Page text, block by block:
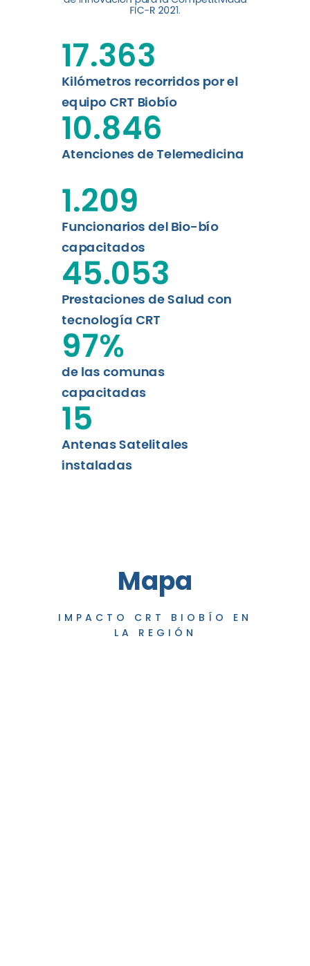
digital a los habitantes...
Leer más
FIC-R 2021.
Kilómetros recorridos por el
equipo CRT Biobío
17.363
Atenciones de Telemedicina
10.846
Funcionarios del Bio-bío
capacitados
1.209
Prestaciones de Salud con
tecnología CRT
45.053
de las comunas
capacitadas
97%
Antenas Satelitales
instaladas
15
Mapa
IMPACTO CRT BIOBÍO EN
LA REGIÓN